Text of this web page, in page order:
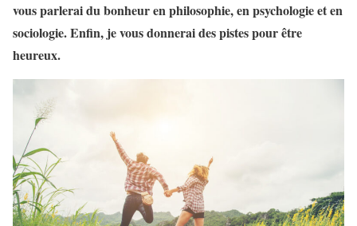
vous parlerai du bonheur en philosophie, en psychologie et en
sociologie. Enfin, je vous donnerai des pistes pour être
heureux.